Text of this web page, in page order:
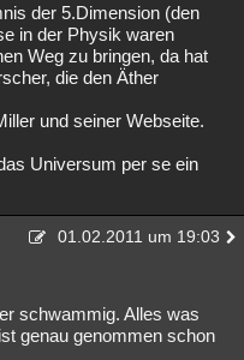
der 5.Dimension (den
in der Physik waren
Weg zu bringen, da hat
die den Äther
und seiner Webseite.
Universum per se ein
01.02.2011 um 19:03
schwammig. Alles was
genau genommen schon